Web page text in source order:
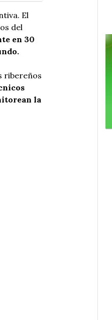
El
del
en 30
ribereños
la